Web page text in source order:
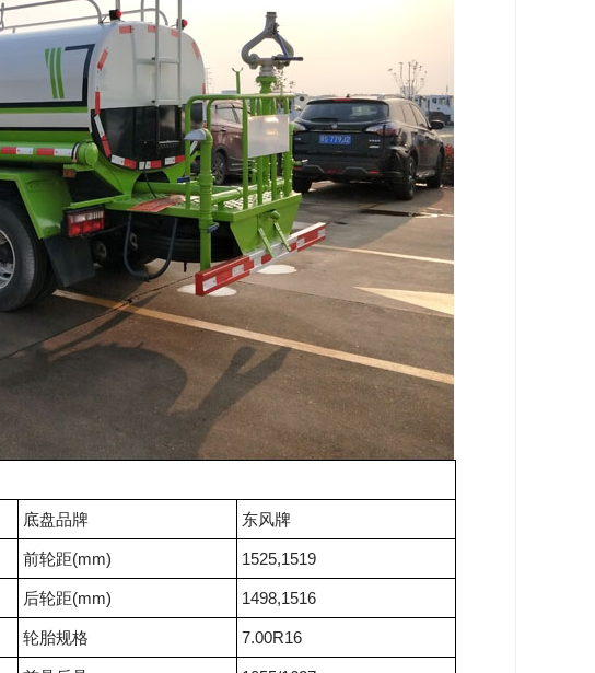
底盘品牌 东风牌
前轮距(mm) 1525,1519
后轮距(mm) 1498,1516
轮胎规格 7.00R16